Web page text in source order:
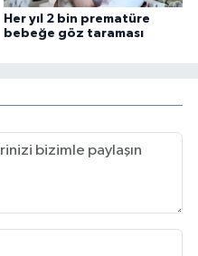
Her yıl 2 bin prematüre
bebeğe göz taraması